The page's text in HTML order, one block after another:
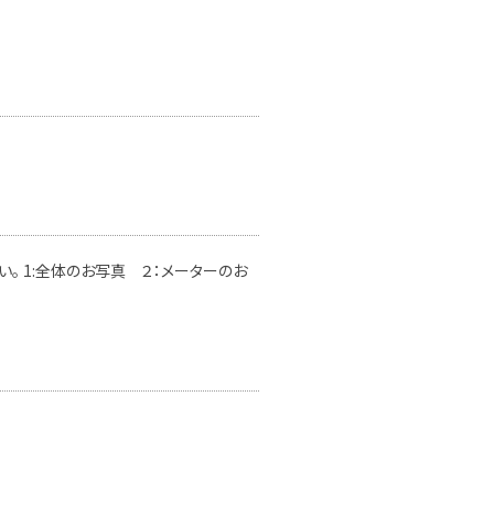
1:全体のお写真 ２：メーターのお